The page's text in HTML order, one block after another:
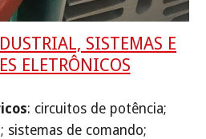
SISTEMAS E
ELETRÔNICOS
: circuitos de potência;
sistemas de comando;